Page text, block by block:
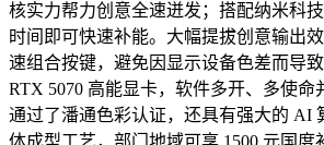
核实力帮力创意全速迸发；搭配纳米科
时间即可快速补能。大幅提拔创意输出
速组合按键，避免因显示设备色差而导
RTX 5070 高能显卡，软件多开、多使命
通过了潘通色彩认证，还具有强大的 AI
体成型工艺，部门地域可享 1500 元国度